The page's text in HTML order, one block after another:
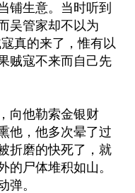
铺生意。当时听到
吴管家却不以为
真的来了，惟有以
贼寇不来而自己先
向他勒索金银财
他，他多次晕了过
折磨的快死了，就
的尸体堆积如山。
弹。